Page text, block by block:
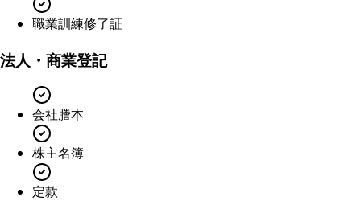
職業訓練修了証
法人・商業登記
会社謄本
株主名簿
定款